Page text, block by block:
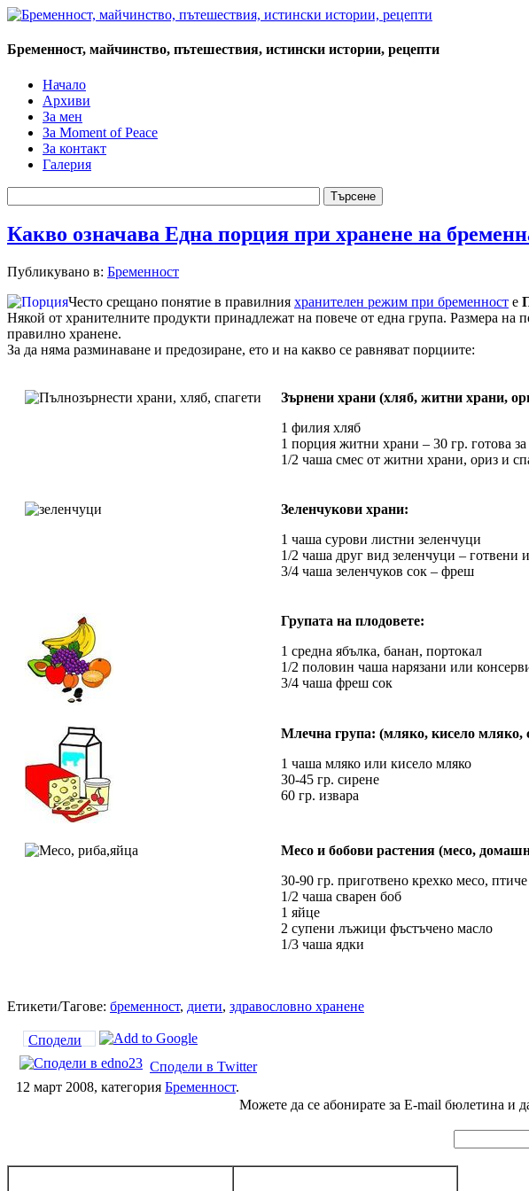
Бременност, майчинство, пътешествия, истински истории, рецепти
Начало
Архиви
За мен
За Moment of Peace
За контакт
Галерия
Какво означава Една порция при хранене на
Публикувано в: Бременност
Често срещано понятие в правилния хранителен режим при бременност е
Някой от хранителните продукти принадлежат на повече от една група. Размера на
правилно хранене.
За да няма разминаване и предозиране, ето и на какво се равняват порциите:
Зърнени храни (хляб, житни храни,
1 филия хляб
1 порция житни храни – 30 гр. готова
1/2 чаша смес от житни храни, ориз и
Зеленчукови храни:
1 чаша сурови листни зеленчуци
1/2 чаша друг вид зеленчуци – готвени
3/4 чаша зеленчуков сок – фреш
Групата на плодовете:
1 средна ябълка, банан, портокал
1/2 половин чаша нарязани или
3/4 чаша фреш сок
Млечна група: (мляко, кисело мляко,
1 чаша мляко или кисело мляко
30-45 гр. сирене
60 гр. извара
Месо и бобови растения (месо,
30-90 гр. приготвено крехко месо,
1/2 чаша сварен боб
1 яйце
2 супени лъжици фъстъчено масло
1/3 чаша ядки
Етикети/Тагове: бременност, диети, здравословно хранене
Сподели
Сподели в Twitter
12 март 2008, категория Бременност.
Можете да се абонирате за E-mail бюлетина и